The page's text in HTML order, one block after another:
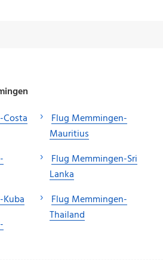
Flug Memmingen-
Mauritius
Flug Memmingen-Sri
Lanka
Flug Memmingen-
Thailand